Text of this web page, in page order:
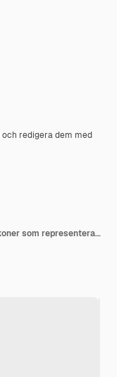
och redigera dem med
Uppsättning svartvita vektor ekologiikoner som representerar miljökoncept Återvinning av energi